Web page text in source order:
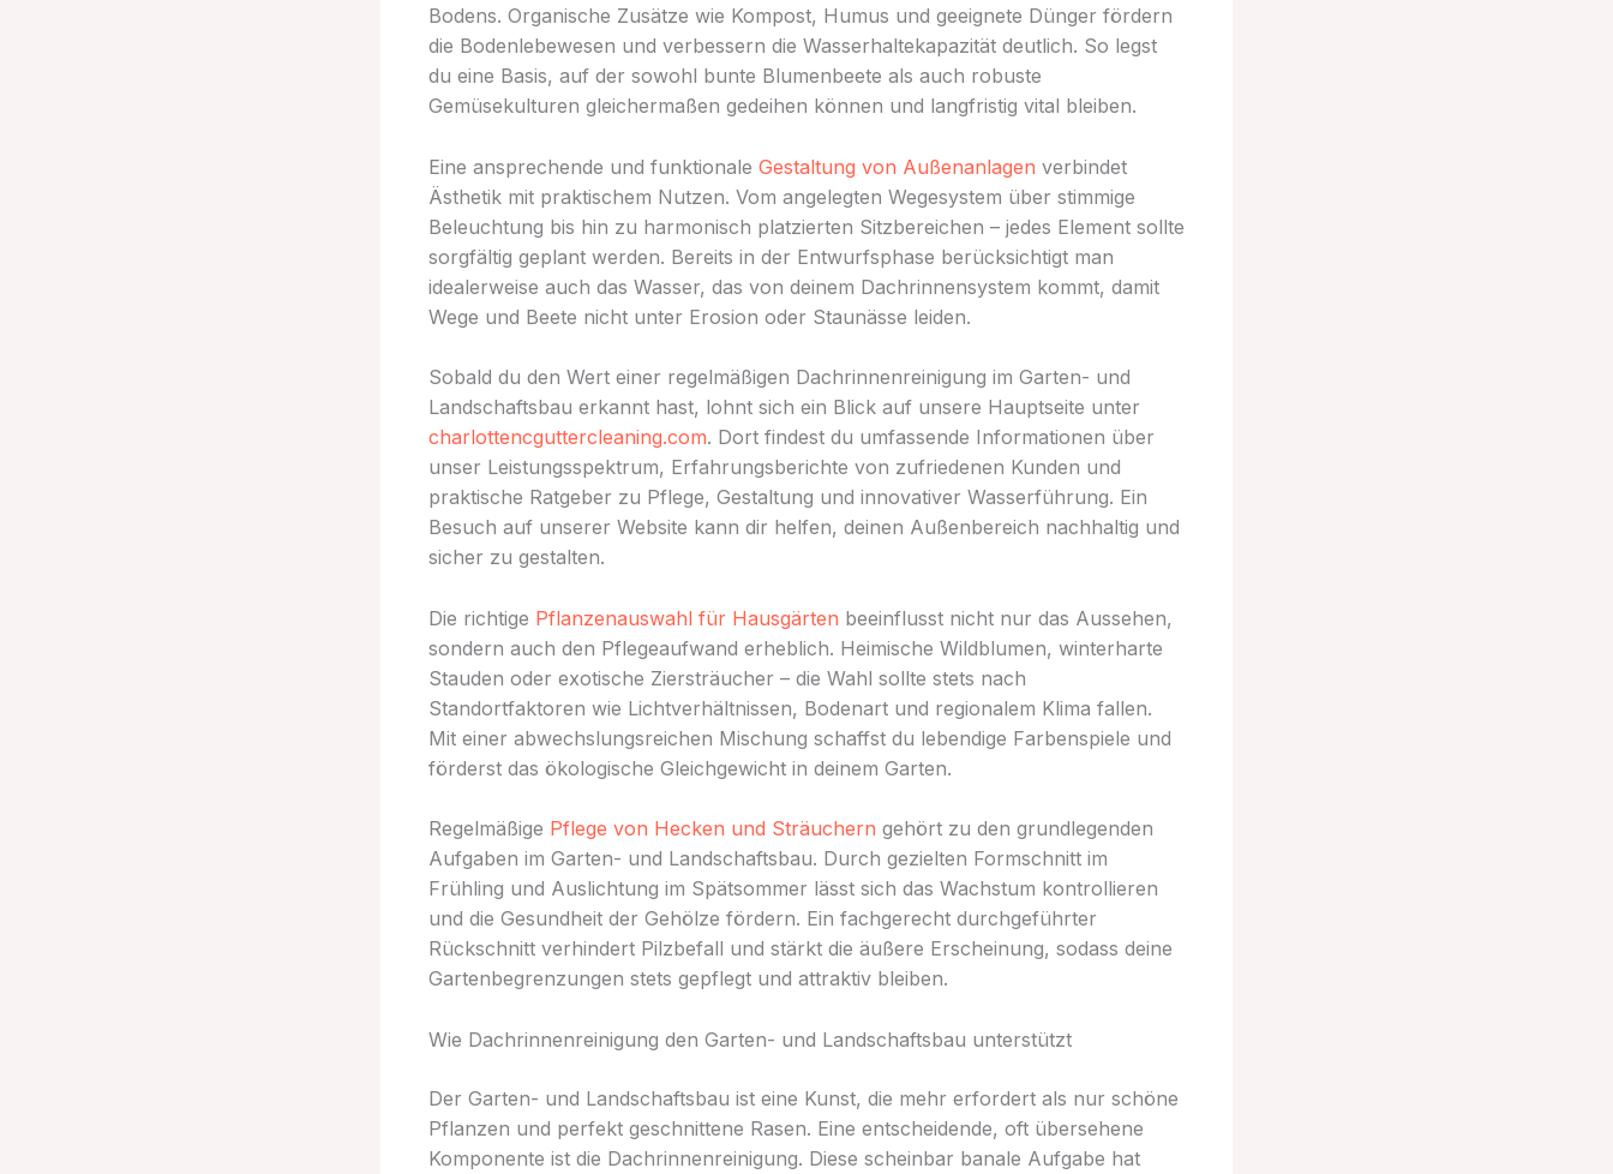
Bodens. Organische Zusätze wie Kompost, Humus und geeignete Dünger fördern
die Bodenlebewesen und verbessern die Wasserhaltekapazität deutlich. So legst
du eine Basis, auf der sowohl bunte Blumenbeete als auch robuste
Gemüsekulturen gleichermaßen gedeihen können und langfristig vital bleiben.
Eine ansprechende und funktionale Gestaltung von Außenanlagen verbindet
Ästhetik mit praktischem Nutzen. Vom angelegten Wegesystem über stimmige
Beleuchtung bis hin zu harmonisch platzierten Sitzbereichen – jedes Element sollte
sorgfältig geplant werden. Bereits in der Entwurfsphase berücksichtigt man
idealerweise auch das Wasser, das von deinem Dachrinnensystem kommt, damit
Wege und Beete nicht unter Erosion oder Staunässe leiden.
Sobald du den Wert einer regelmäßigen Dachrinnenreinigung im Garten- und
Landschaftsbau erkannt hast, lohnt sich ein Blick auf unsere Hauptseite unter
charlottencguttercleaning.com. Dort findest du umfassende Informationen über
unser Leistungsspektrum, Erfahrungsberichte von zufriedenen Kunden und
praktische Ratgeber zu Pflege, Gestaltung und innovativer Wasserführung. Ein
Besuch auf unserer Website kann dir helfen, deinen Außenbereich nachhaltig und
sicher zu gestalten.
Die richtige Pflanzenauswahl für Hausgärten beeinflusst nicht nur das Aussehen,
sondern auch den Pflegeaufwand erheblich. Heimische Wildblumen, winterharte
Stauden oder exotische Ziersträucher – die Wahl sollte stets nach
Standortfaktoren wie Lichtverhältnissen, Bodenart und regionalem Klima fallen.
Mit einer abwechslungsreichen Mischung schaffst du lebendige Farbenspiele und
förderst das ökologische Gleichgewicht in deinem Garten.
Regelmäßige Pflege von Hecken und Sträuchern gehört zu den grundlegenden
Aufgaben im Garten- und Landschaftsbau. Durch gezielten Formschnitt im
Frühling und Auslichtung im Spätsommer lässt sich das Wachstum kontrollieren
und die Gesundheit der Gehölze fördern. Ein fachgerecht durchgeführter
Rückschnitt verhindert Pilzbefall und stärkt die äußere Erscheinung, sodass deine
Gartenbegrenzungen stets gepflegt und attraktiv bleiben.
Wie Dachrinnenreinigung den Garten- und Landschaftsbau unterstützt
Der Garten- und Landschaftsbau ist eine Kunst, die mehr erfordert als nur schöne
Pflanzen und perfekt geschnittene Rasen. Eine entscheidende, oft übersehene
Komponente ist die Dachrinnenreinigung. Diese scheinbar banale Aufgabe hat